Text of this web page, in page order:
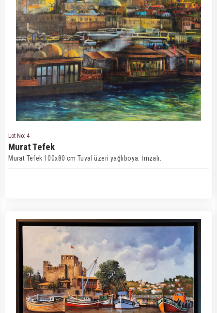
Lot No: 4
Murat Tefek
Murat Tefek 100x80 cm Tuval üzeri yağlıboya. İmzalı.